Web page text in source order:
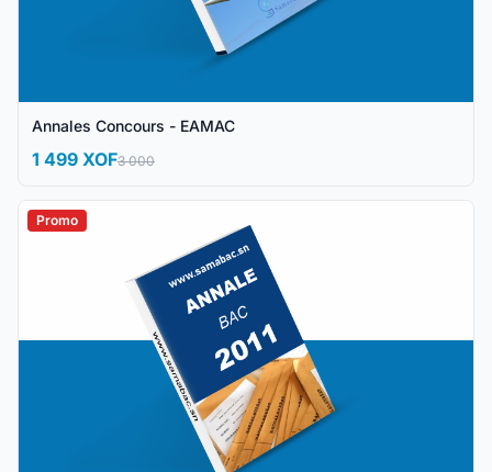
Annales Concours - EAMAC
1 499 XOF3 000
Promo